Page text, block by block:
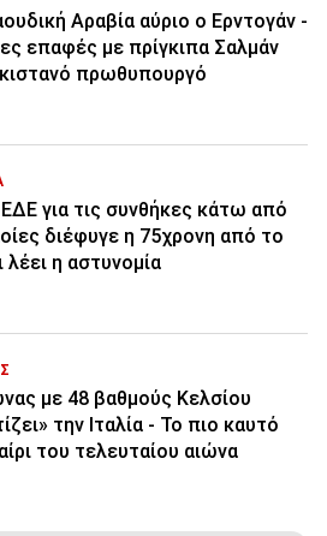
Αραβία αύριο ο Ερντογάν -
επαφές με πρίγκιπα Σαλμάν
πρωθυπουργό
ΕΔΕ για τις συνθήκες κάτω από
διέφυγε η 75χρονη από το
λέει η αστυνομία
με 48 βαθμούς Κελσίου
την Ιταλία - Το πιο καυτό
του τελευταίου αιώνα